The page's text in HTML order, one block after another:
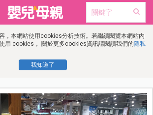
，本網站使用cookies分析技術。若繼續閱覽本網站內
用 cookies， 關於更多cookies資訊請閱讀我們的隱私
我知道了